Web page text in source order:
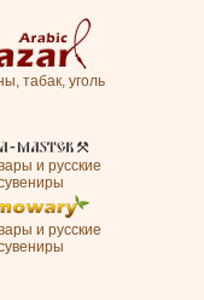
табак, уголь
и русские
и русские